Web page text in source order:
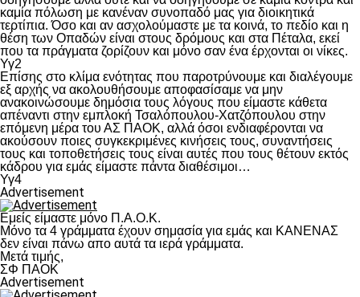
καμία πόλωση με κανέναν συνοπαδό μας για διοικητικά
τερτίπια. Όσο και αν ασχολούμαστε με τα κοινά, το πεδίο και η
θέση των Οπαδών είναι στους δρόμους και στα Πέταλα, εκεί
που τα πράγματα ζορίζουν και μόνο σαν ένα έρχονται οι νίκες.
Υγ2
Επίσης στο κλίμα ενότητας που παροτρύνουμε και διαλέγουμε
εξ αρχής να ακολουθήσουμε αποφασίσαμε να μην
ανακοινώσουμε δημόσια τους λόγους που είμαστε κάθετα
απέναντι στην εμπλοκή Τσαλόπουλου-Χατζόπουλου στην
επόμενη μέρα του ΑΣ ΠΑΟΚ, αλλά όσοι ενδιαφέρονται να
ακούσουν ποιες συγκεκριμένες κινήσεις τους, συναντήσεις
τους και τοποθετήσεις τους είναι αυτές που τους θέτουν εκτός
κάδρου για εμάς είμαστε πάντα διαθέσιμοι…
Υγ4
Advertisement
Εμείς είμαστε μόνο Π.Α.Ο.Κ.
Μόνο τα 4 γράμματα έχουν σημασία για εμάς και ΚΑΝΕΝΑΣ
δεν είναι πάνω απο αυτά τα ιερά γράμματα.
Μετά τιμής,
ΣΦ ΠΑΟΚ
Advertisement